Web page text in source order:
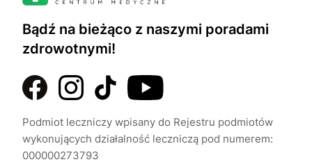
Bądź na bieżąco z naszymi poradami
zdrowotnymi!
Podmiot leczniczy wpisany do Rejestru podmiotów
wykonujących działalność leczniczą pod numerem:
000000273793